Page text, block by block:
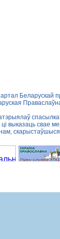
Беларускай
выказаць свае
скарыстаўшыся